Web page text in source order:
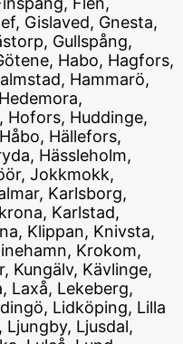
Gislaved, Gnesta,
Gullspång,
Habo, Hagfors,
Hammarö,
Hofors, Huddinge,
Hällefors,
Hässleholm,
Jokkmokk,
Karlsborg,
Karlstad,
Klippan, Knivsta,
Krokom,
Kungälv, Kävlinge,
Laxå, Lekeberg,
Lidköping, Lilla
Ljusdal,